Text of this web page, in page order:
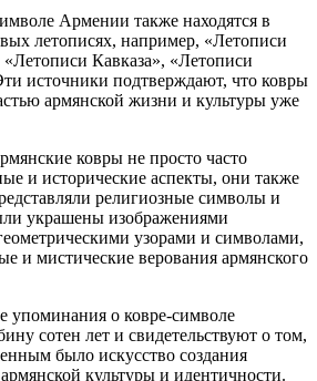
Армении также находятся в
летописях, например, «Летописи
Кавказа», «Летописи
источники подтверждают, что ковры
армянской жизни и культуры уже
ковры не просто часто
и исторические аспекты, они также
религиозные символы и
украшены изображениями
узорами и символами,
и мистические верования армянского
упоминания о ковре-символе
сотен лет и свидетельствуют о том,
было искусство создания
культуры и идентичности.